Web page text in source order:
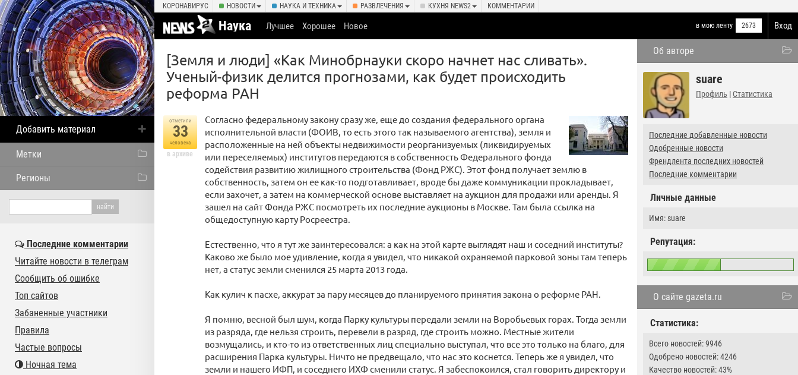
КОРОНАВИРУС НОВОСТИ НАУКА И ТЕХНИКА РАЗВЛЕЧЕНИЯ КУХНЯ NEWS2 КОММЕНТАРИИ
Вход
Наука в мою ленту 2673
Лучшее Хорошее Новое
Об авторе
suare
Профиль | Статистика
Последние добавленные новости
Одобренные новости
Френдлента последних новостей
Последние комментарии
Личные данные
Имя: suare
Репутация:
О сайте gazeta.ru
Статистика:
Всего новостей: 9946
Одобрено новостей: 4246
Качество новостей: 43%
[Земля и люди] «Как Минобрнауки скоро начнет нас сливать».
Ученый-физик делится прогнозами, как будет происходить
реформа РАН
отметили
33
человека
в архиве
Согласно федеральному закону сразу же, еще до создания федерального органа
исполнительной власти (ФОИВ, то есть этого так называемого агентства), земля и
расположенные на ней объекты недвижимости реорганизуемых (ликвидируемых
или переселяемых) институтов передаются в собственность Федерального фонда
содействия развитию жилищного строительства (Фонд РЖС). Этот фонд получает землю в
собственность, затем он ее как-то подготавливает, вроде бы даже коммуникации прокладывает,
если захочет, а затем на коммерческой основе выставляет на аукцион для продажи или аренды. Я
зашел на сайт Фонда РЖС посмотреть их последние аукционы в Москве. Там была ссылка на
общедоступную карту Росреестра.
Естественно, что я тут же заинтересовался: а как на этой карте выглядят наш и соседний институты?
Каково же было мое удивление, когда я увидел, что никакой охраняемой парковой зоны там теперь
нет, а статус земли сменился 25 марта 2013 года.
Как кулич к пасхе, аккурат за пару месяцев до планируемого принятия закона о реформе РАН.
Я помню, весной был шум, когда Парку культуры передали земли на Воробьевых горах. Тогда земли
из разряда, где нельзя строить, перевели в разряд, где строить можно. Местные жители
возмущались, и кто-то из ответственных лиц специально выступал, что все это только на благо, для
расширения Парка культуры. Ничто не предвещало, что нас это коснется. Теперь же я увидел, что
земли и нашего ИФП, и соседнего ИХФ сменили статус. Я забеспокоился, стал говорить директору и
Добавить материал
Метки
Регионы
Последние комментарии
Читайте новости в телеграм
Сообщить об ошибке
Топ сайтов
Забаненные участники
Правила
Частые вопросы
Ночная тема